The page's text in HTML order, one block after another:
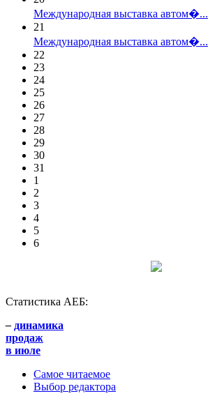
Международная выставка автом�...
21
Международная выставка автом�...
22
23
24
25
26
27
28
29
30
31
1
2
3
4
5
6
Статистика АЕБ:
– динамика
продаж
в июле
Самое читаемое
Выбор редактора